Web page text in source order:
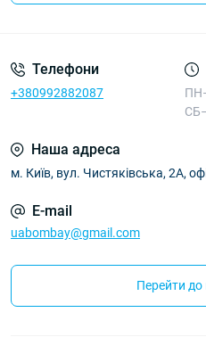
Телефони
+380992882087
Наша адреса
м. Київ, вул. Чистяківська, 2А,
E-mail
uabombay@gmail.com
Перейти до